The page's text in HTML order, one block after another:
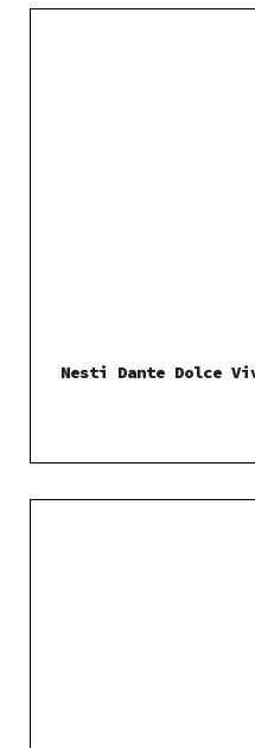
Nesti Dante Dolce